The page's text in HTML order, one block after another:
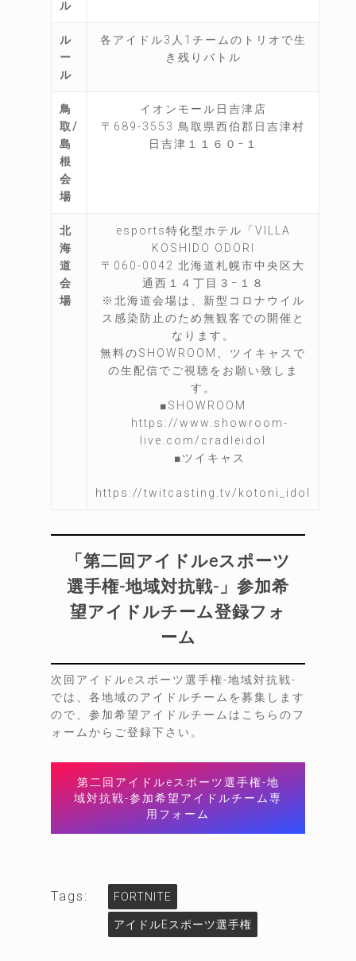
ル
ル
ー
ル
各アイドル3人1チームのトリオで生
き残りバトル
鳥
取/
島
根
会
場
イオンモール日吉津店
〒689-3553 鳥取県西伯郡日吉津村
日吉津１１６０−１
北
海
道
会
場
esports特化型ホテル「VILLA
KOSHIDO ODORI
〒060-0042 北海道札幌市中央区大
通西１４丁目３−１８
※北海道会場は、新型コロナウイル
ス感染防止のため無観客での開催と
なります。
無料のSHOWROOM、ツイキャスで
の生配信でご視聴をお願い致しま
す。
■SHOWROOM
https://www.showroom-
live.com/cradleidol
■ツイキャス
https://twitcasting.tv/kotoni_idol
「第二回アイドルeスポーツ
選手権-地域対抗戦-」参加希
望アイドルチーム登録フォ
ーム
次回アイドルeスポーツ選手権-地域対抗戦-
では、各地域のアイドルチームを募集します
ので、参加希望アイドルチームはこちらのフ
ォームからご登録下さい。
第二回アイドルeスポーツ選手権-地
域対抗戦-参加希望アイドルチーム専
用フォーム
Tags: FORTNITE
アイドルeスポーツ選手権